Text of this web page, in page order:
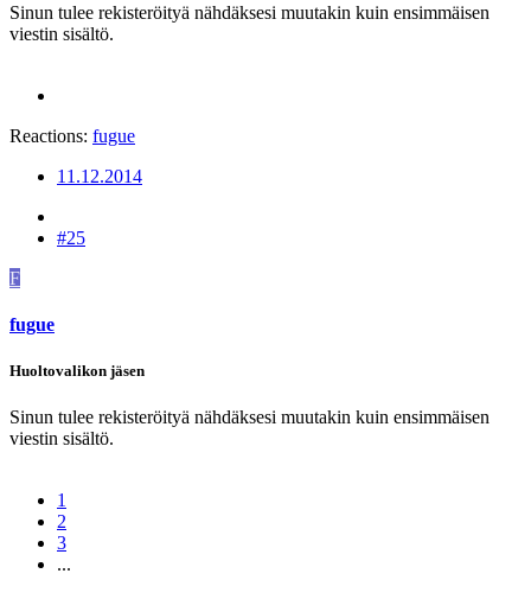
Sinun tulee rekisteröityä nähdäksesi muutakin kuin ensimmäisen
viestin sisältö.
Reactions: fugue
11.12.2014
#25
F
fugue
Huoltovalikon jäsen
Sinun tulee rekisteröityä nähdäksesi muutakin kuin ensimmäisen
viestin sisältö.
1
2
3
...